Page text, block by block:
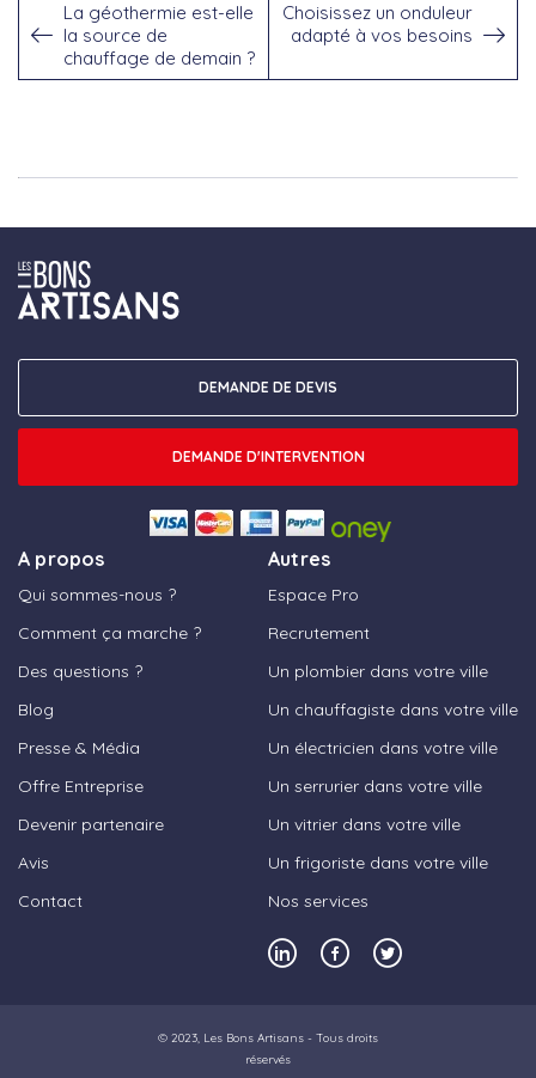
La géothermie est-elle
la source de
chauffage de demain ?
Choisissez un onduleur
adapté à vos besoins
A propos
Qui sommes-nous ?
Comment ça marche ?
Des questions ?
Blog
Presse & Média
Offre Entreprise
Devenir partenaire
Avis
Contact
Autres
Espace Pro
Recrutement
Un plombier dans votre ville
Un chauffagiste dans votre ville
Un électricien dans votre ville
Un serrurier dans votre ville
Un vitrier dans votre ville
Un frigoriste dans votre ville
Nos services
DEMANDE DE DEVIS
DEMANDE D'INTERVENTION
© 2023, Les Bons Artisans - Tous droits
réservés